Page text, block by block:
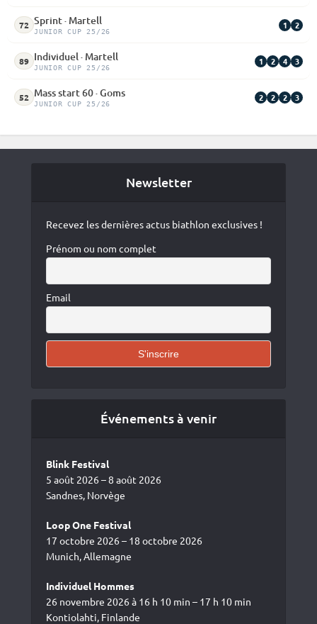
72 Sprint · Martell
JUNIOR CUP 25/26
1 2
89 Individuel · Martell
JUNIOR CUP 25/26
1 2 4 3
52 Mass start 60 · Goms
JUNIOR CUP 25/26
2 2 2 3
Newsletter
Recevez les dernières actus biathlon exclusives !
Prénom ou nom complet
Email
Événements à venir
Blink Festival
5 août 2026 – 8 août 2026
Sandnes, Norvège
Loop One Festival
17 octobre 2026 – 18 octobre 2026
Munich, Allemagne
Individuel Hommes
26 novembre 2026 à 16 h 10 min – 17 h 10 min
Kontiolahti, Finlande